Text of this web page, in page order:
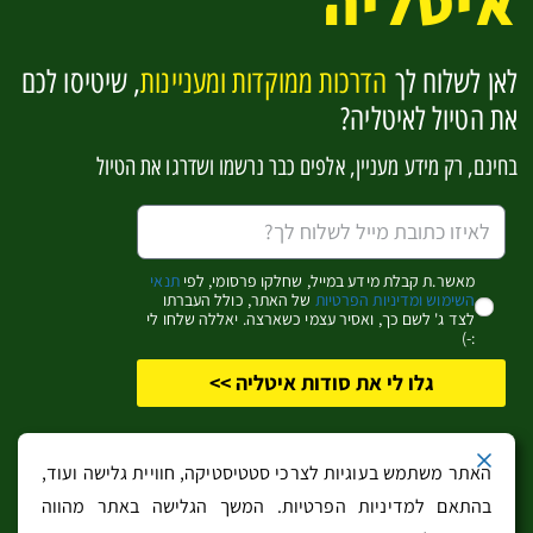
סיציליה
להפוך למומחים לאיטליה בקליק אחד
אשמח לקבל מידע מעניין (שחלקו פרסומי)
כן, זה מעניין אותי!
כל הזכויות שמורותלבעלי האתר. אין להעתיק מידע ממנו ללא קבלת הסכמתם
בכתב. האתר או בעליו אינם אחראים לשימוש שנעשה בו ולא יהיו אחראים לנזק
האתר משתמש בעוגיות לצרכי סטטיסטיקה, חוויית גלישה ועוד,
בהתאם למדיניות הפרטיות. המשך הגלישה באתר מהווה
לאן לשלוח לך הדרכות ממוקדות ומעניינות, שיטיסו לכם
את הטיול לאיטליה?
בחינם, רק מידע מעניין, אלפים כבר נרשמו ושדרגו את הטיול
מאשר.ת קבלת מידע במייל, שחלקו פרסומי, לפיתנאי
השימוש ומדיניות הפרטיות של האתר, כולל העברתו
לצד ג' לשם כך, ואסיר עצמי כשארצה. יאללה שלחו לי
:-)
גלו לי את סודות איטליה >>